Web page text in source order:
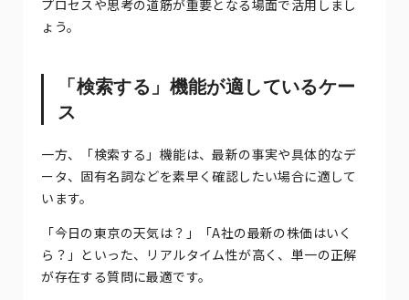
プロセスや思考の道筋が重要となる場面で活用しまし
ょう。
「検索する」機能が適しているケー
ス
一方、「検索する」機能は、最新の事実や具体的なデ
ータ、固有名詞などを素早く確認したい場合に適して
います。
「今日の東京の天気は？」「A社の最新の株価はいく
ら？」といった、リアルタイム性が高く、単一の正解
が存在する質問に最適です。